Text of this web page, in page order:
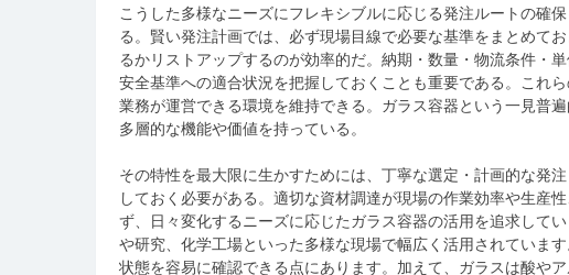
こうした多様なニーズにフレキシブルに応じる発注ルートの確
る。賢い発注計画では、必ず現場目線で必要な基準をまとめて
るかリストアップするのが効率的だ。納期・数量・物流条件・
安全基準への適合状況を把握しておくことも重要である。これ
業務が運営できる環境を維持できる。ガラス容器という一見普
多層的な機能や価値を持っている。
その特性を最大限に生かすためには、丁寧な選定・計画的な発
しておく必要がある。適切な資材調達が現場の作業効率や生産
ず、日々変化するニーズに応じたガラス容器の活用を追求して
や研究、化学工場といった多様な現場で幅広く活用されていま
状態を容易に確認できる点にあります。加えて、ガラスは酸や